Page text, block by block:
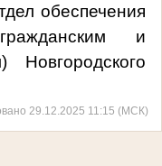
обеспечения
и
Новгородского
29.12.2025 11:15 (МСК)